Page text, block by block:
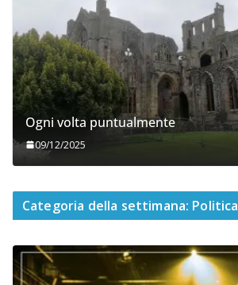
Ogni volta puntualmente
09/12/2025
Categoria della settimana: Politica